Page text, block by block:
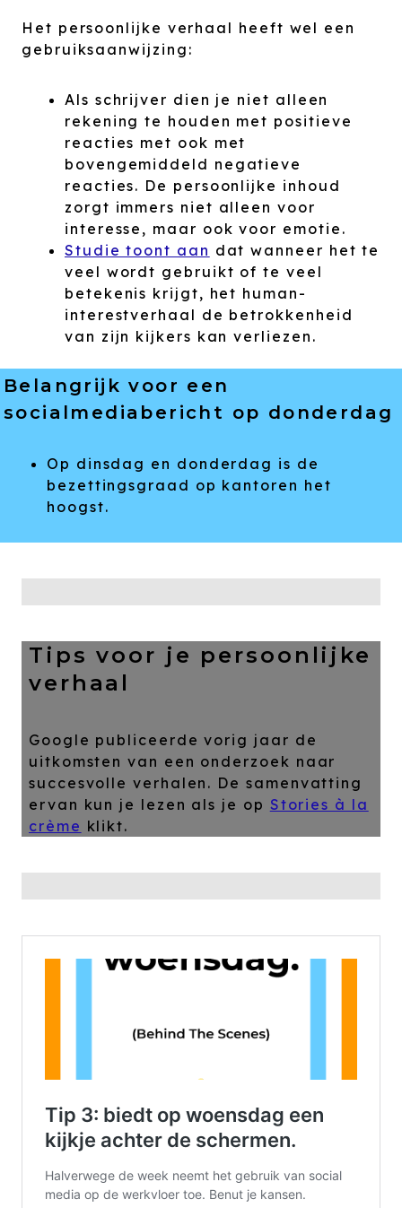
Het persoonlijke verhaal heeft wel een
gebruiksaanwijzing:
Als schrijver dien je niet alleen
rekening te houden met positieve
reacties met ook met
bovengemiddeld negatieve
reacties. De persoonlijke inhoud
zorgt immers niet alleen voor
interesse, maar ook voor emotie.
Studie toont aan dat wanneer het te
veel wordt gebruikt of te veel
betekenis krijgt, het human-
interestverhaal de betrokkenheid
van zijn kijkers kan verliezen.
Belangrijk voor een
socialmediabericht op donderdag
Op dinsdag en donderdag is de
bezettingsgraad op kantoren het
hoogst.
Tips voor je persoonlijke
verhaal
Google publiceerde vorig jaar de
uitkomsten van een onderzoek naar
succesvolle verhalen. De samenvatting
ervan kun je lezen als je op Stories à la
crème klikt.